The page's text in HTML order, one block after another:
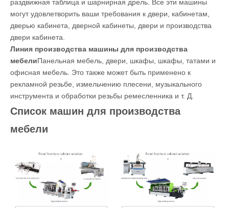
раздвижная таблица и шарнирная дрель. Все эти машины
могут удовлетворить ваши требования к двери, кабинетам,
дверью кабинета, дверной кабинеты, двери и производства
двери кабинета.
Линия производства машины для производства
мебелиПанельная мебель, двери, шкафы, шкафы, татами и
офисная мебель. Это также может быть применено к
рекламной резьбе, измельчению плесени, музыкального
инструмента и обработки резьбы ремесленника и т. Д.
Список машин для производства
мебели